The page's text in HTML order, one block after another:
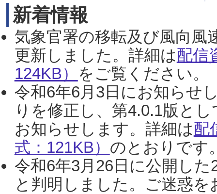
新着情報
気象官署の移転及び風向風
更新しました。詳細は配信
124KB） をご覧ください。
令和6年6月3日にお知らせ
りを修正し、第4.0.1版と
お知らせします。詳細は配
式：121KB） のとおりです
令和6年3月26日に公開し
と判明しました。ご迷惑